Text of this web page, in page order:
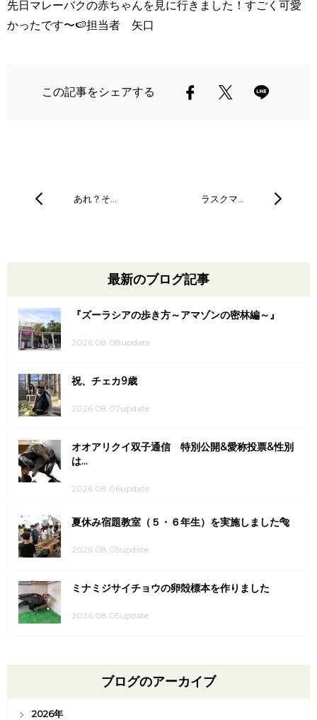
先日マレーバクの赤ちゃんを見に行きました！すごく可愛
かったです〜🍉担当者 矢口
この記事をシェアする
あれ？そ… ラスクマ…
最新のブログ記事
『ズーラシアの歩き方～アマゾンの密林編～』
2026.08.08update
祝、チェカ9歳
2026.08.07update
オオアリクイ双子通信 特別公開&愛称投票&性別
は...
2026.08.06update
夏休み宿題教室（５・６年生）を実施しました🐅
2026.08.05update
ミナミジサイチョウの卵殻標本を作りました
2026.08.05update
ブログのアーカイブ
2026年